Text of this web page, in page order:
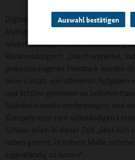
Auswahl bestätigen
Digitale Online-Portfolios erläutert Dr.
Mathematik- und Physiklehrer am
seinem Beitrag, mit dem Fokus auf
Rückmeldungen“: „Durch schnelles,
prozessbezogenes Feedback werden
beim Einsatz von offeneren Aufgaben
und Schüler gewinnen an
Selbstwirksamkeitserfahrungen, und
Kompetenzen zum selbständigen
Schüler seien in dieser Zeit „über sich
haben gelernt, in hohem Maße
eigenständig zu lernen“.